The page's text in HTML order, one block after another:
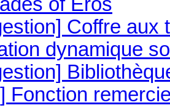
Coffre aux
dynamique
Fonction